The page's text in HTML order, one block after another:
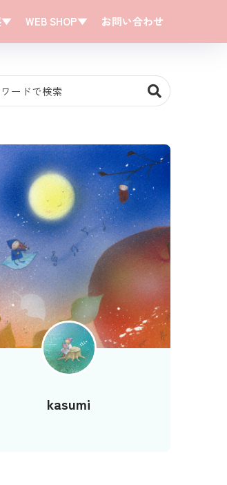
▼ WEB SHOP▼ お問い合わせ
kasumi